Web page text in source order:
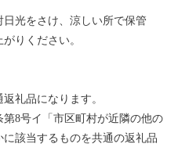
日光をさけ、涼しい所で保管
りください。
礼品になります。
8号イ「市区町村が近隣の他の
該当するものを共通の返礼品